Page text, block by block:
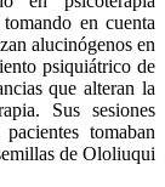
en cuenta
alucinógenos en
psiquiátrico de
que alteran la
Sus sesiones
tomaban
de Ololiuqui